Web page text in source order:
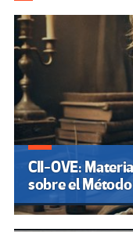
CII-OVE:
sobre el